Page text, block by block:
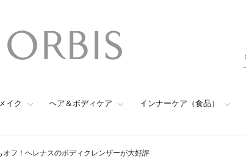
メイク ヘア＆ボディケア インナーケア（食品）
フ！ヘレナスのボディクレンザーが大好評